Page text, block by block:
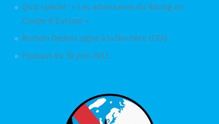
Quiz spécial : « Les adversaires du Racing en
Coupe d'Europe »
Romain Dédola signe à la Duchère (CFA)
Podcast du 30 juin 2011